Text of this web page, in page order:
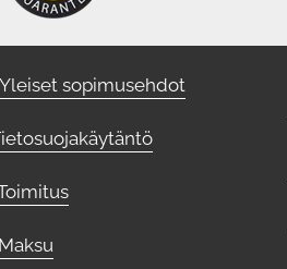
Yleiset sopimusehdot